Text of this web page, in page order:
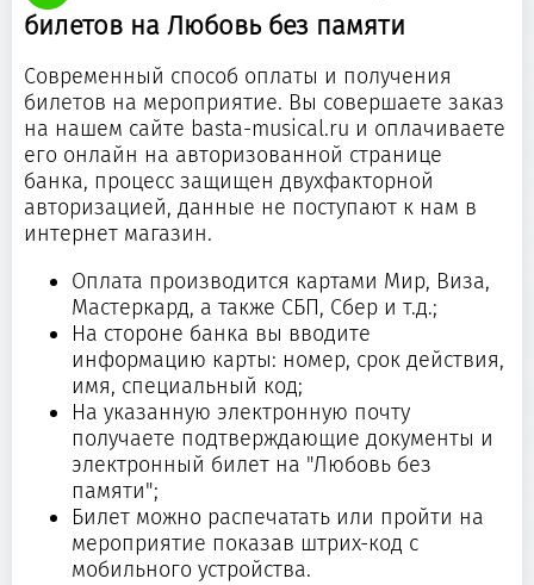
билетов на Любовь без памяти
Современный способ оплаты и получения
билетов на мероприятие. Вы совершаете заказ
на нашем сайте basta-musical.ru и оплачиваете
его онлайн на авторизованной странице
банка, процесс защищен двухфакторной
авторизацией, данные не поступают к нам в
интернет магазин.
Оплата производится картами Мир, Виза,
Мастеркард, а также СБП, Сбер и т.д.;
На стороне банка вы вводите
информацию карты: номер, срок действия,
имя, специальный код;
На указанную электронную почту
получаете подтверждающие документы и
электронный билет на "Любовь без
памяти";
Билет можно распечатать или пройти на
мероприятие показав штрих-код с
мобильного устройства.